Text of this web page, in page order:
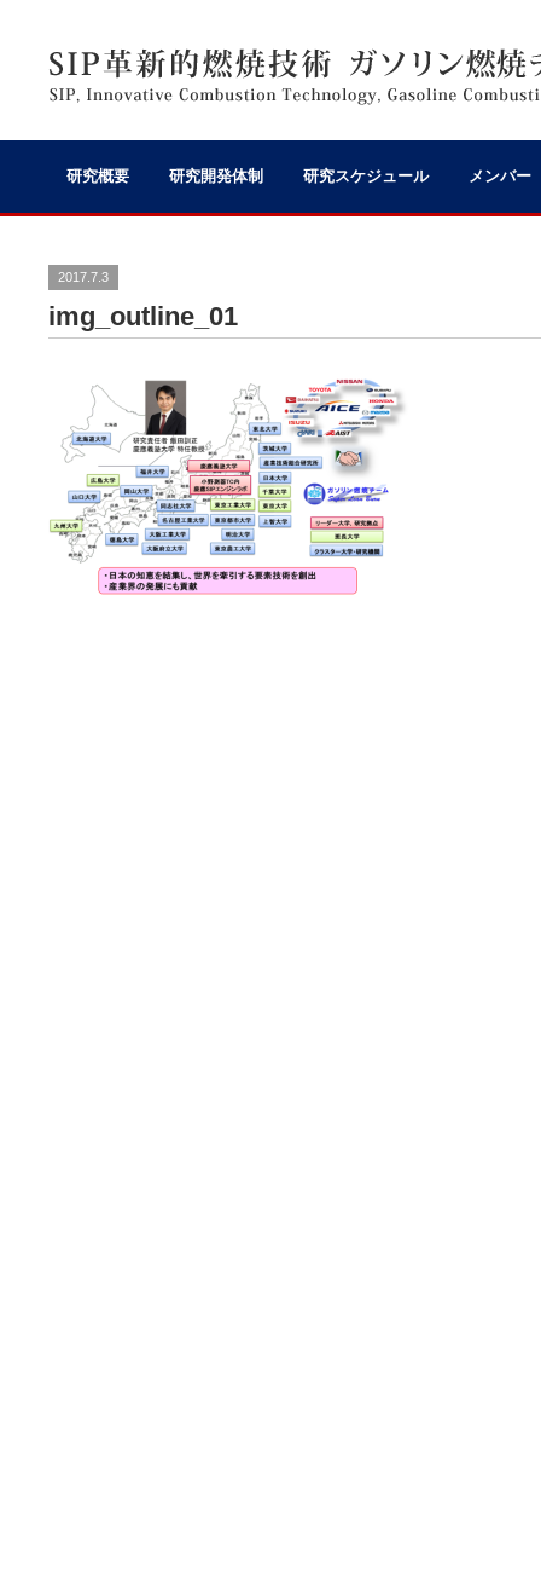
研究概要 研究開発体制 研究スケジュール メンバー
2017.7.3
img_outline_01